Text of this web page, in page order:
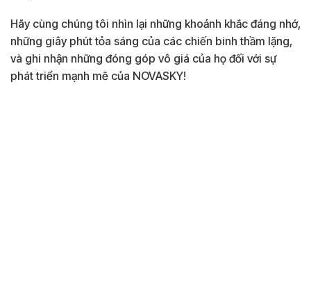
Hãy cùng chúng tôi nhìn lại những khoảnh khắc đáng nhớ,
những giây phút tỏa sáng của các chiến binh thầm lặng,
và ghi nhận những đóng góp vô giá của họ đối với sự
phát triển mạnh mẽ của NOVASKY!